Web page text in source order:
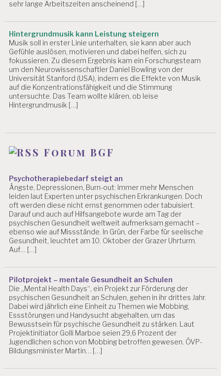
sehr lange Arbeitszeiten anscheinend […]
Hintergrundmusik kann Leistung steigern
Musik soll in erster Linie unterhalten, sie kann aber auch
Gefühle auslösen, motivieren und dabei helfen, sich zu
fokussieren. Zu diesem Ergebnis kam ein Forschungsteam
um den Neurowissenschaftler Daniel Bowling von der
Universität Stanford (USA), indem es die Effekte von Musik
auf die Konzentrationsfähigkeit und die Stimmung
untersuchte. Das Team wollte klären, ob leise
Hintergrundmusik […]
Forum BGF
Psychotherapiebedarf steigt an
Ängste, Depressionen, Burn-out: Immer mehr Menschen
leiden laut Experten unter psychischen Erkrankungen. Doch
oft werden diese nicht ernst genommen oder tabuisiert.
Darauf und auch auf Hilfsangebote wurde am Tag der
psychischen Gesundheit weltweit aufmerksam gemacht –
ebenso wie auf Missstände. In Grün, der Farbe für seelische
Gesundheit, leuchtet am 10. Oktober der Grazer Uhrturm.
Auf… […]
Pilotprojekt – mentale Gesundheit an Schulen
Die „Mental Health Days“, ein Projekt zur Förderung der
psychischen Gesundheit an Schulen, gehen in ihr drittes Jahr.
Dabei wird jährlich eine Einheit zu Themen wie Mobbing,
Essstörungen und Handysucht abgehalten, um das
Bewusstsein für psychische Gesundheit zu stärken. Laut
Projektinitiator Golli Marboe seien 29,6 Prozent der
Jugendlichen schon von Mobbing betroffen gewesen. ÖVP-
Bildungsminister Martin… […]